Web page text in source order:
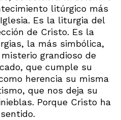
litúrgico más
Es la liturgia del
de Cristo. Es la
la más simbólica,
grandioso de
que cumple su
herencia su misma
que nos deja su
Porque Cristo ha